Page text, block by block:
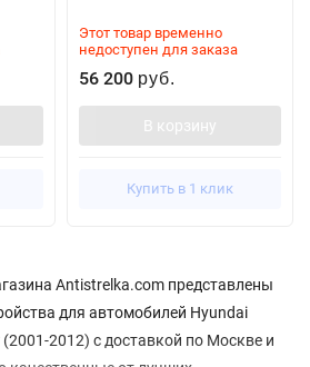
Этот товар временно
недоступен для заказа
56 200 руб.
В корзину
Купить в 1 клик
Antistrelka.com представлены
для автомобилей Hyundai
(2001-2012) с доставкой по Москве и